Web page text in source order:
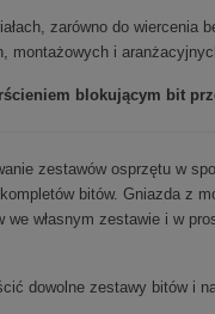
zarówno do wiercenia
montażowych i
blokującym bit
zestawów osprzętu w
bitów. Gniazda z
własnym zestawie i w
dowolne zestawy bitów i